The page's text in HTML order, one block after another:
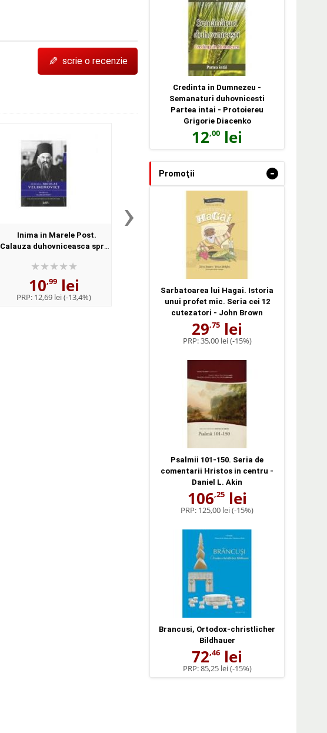
✎ scrie o recenzie
Inima in Marele Post.
Calauza duhovniceasca spre
Velimirovici
10,99lei
PRP: 12,69 lei(-13,4%)
Adevarul si bunatatea.
Parabole si istorii cu talc -
Sfantul Nicolae Velimirovici
13 lei
15,00 lei (-10%) PRP:
›
Credinta in Dumnezeu -
Semanaturi duhovnicesti
Partea intai - Protoiereu
Grigorie Diacenko
12,00 lei
Promoţii -
Sarbatoarea lui Hagai. Istoria
unui profet mic. Seria cei 12
cutezatori - John Brown
29,75 lei
PRP:35,00 lei(-15%)
Psalmii 101-150. Seria de
comentarii Hristos in centru -
Daniel L. Akin
106,25lei
PRP: 125,00 lei(-15%)
Brancusi, Ortodox-christlicher
Bildhauer
72,46 lei
PRP:85,25 lei(-15%)